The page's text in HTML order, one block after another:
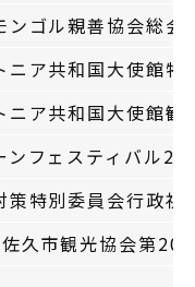
ゴル親善協会総会
ニア共和国大使館特
ニア共和国大使館歓
ンフェスティバル
策特別委員会行政
久市観光協会第20